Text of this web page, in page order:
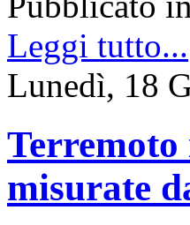
Leggi tutto...
Lunedì, 18
misurate